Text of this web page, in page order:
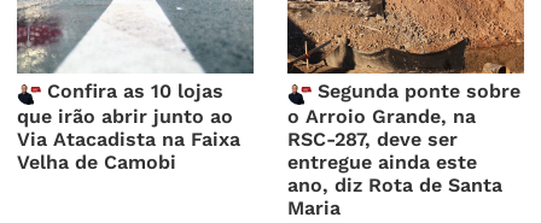
Confira as 10 lojas
que irão abrir junto ao
Via Atacadista na Faixa
Velha de Camobi
Segunda ponte sobre
o Arroio Grande, na
RSC-287, deve ser
entregue ainda este
ano, diz Rota de Santa
Maria